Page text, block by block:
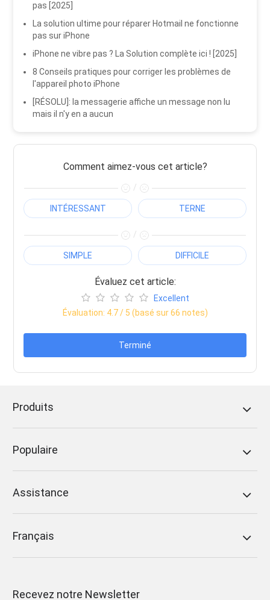
pas [2025]
La solution ultime pour réparer Hotmail ne fonctionne
pas sur iPhone
iPhone ne vibre pas ? La Solution complète ici ! [2025]
8 Conseils pratiques pour corriger les problèmes de
l'appareil photo iPhone
[RÉSOLU]: la messagerie affiche un message non lu
mais il n'y en a aucun
Comment aimez-vous cet article?
/
INTÉRESSANT TERNE
/
SIMPLE DIFFICILE
Évaluez cet article:
Excellent
Évaluation: 4.7/ 5 (basé sur66 notes)
Terminé
Produits
Populaire
Assistance
Français
Recevez notre Newsletter